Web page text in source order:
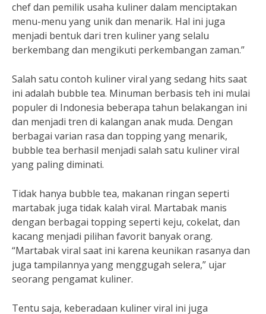
chef dan pemilik usaha kuliner dalam menciptakan
menu-menu yang unik dan menarik. Hal ini juga
menjadi bentuk dari tren kuliner yang selalu
berkembang dan mengikuti perkembangan zaman.”
Salah satu contoh kuliner viral yang sedang hits saat
ini adalah bubble tea. Minuman berbasis teh ini mulai
populer di Indonesia beberapa tahun belakangan ini
dan menjadi tren di kalangan anak muda. Dengan
berbagai varian rasa dan topping yang menarik,
bubble tea berhasil menjadi salah satu kuliner viral
yang paling diminati.
Tidak hanya bubble tea, makanan ringan seperti
martabak juga tidak kalah viral. Martabak manis
dengan berbagai topping seperti keju, cokelat, dan
kacang menjadi pilihan favorit banyak orang.
“Martabak viral saat ini karena keunikan rasanya dan
juga tampilannya yang menggugah selera,” ujar
seorang pengamat kuliner.
Tentu saja, keberadaan kuliner viral ini juga